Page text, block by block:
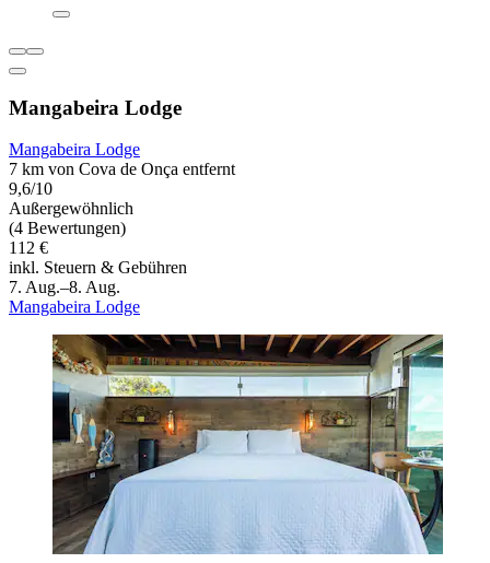
Mangabeira Lodge
Mangabeira Lodge
7 km von Cova de Onça entfernt
9,6/10
Außergewöhnlich
(4 Bewertungen)
112 €
inkl. Steuern & Gebühren
7. Aug.–8. Aug.
Mangabeira Lodge